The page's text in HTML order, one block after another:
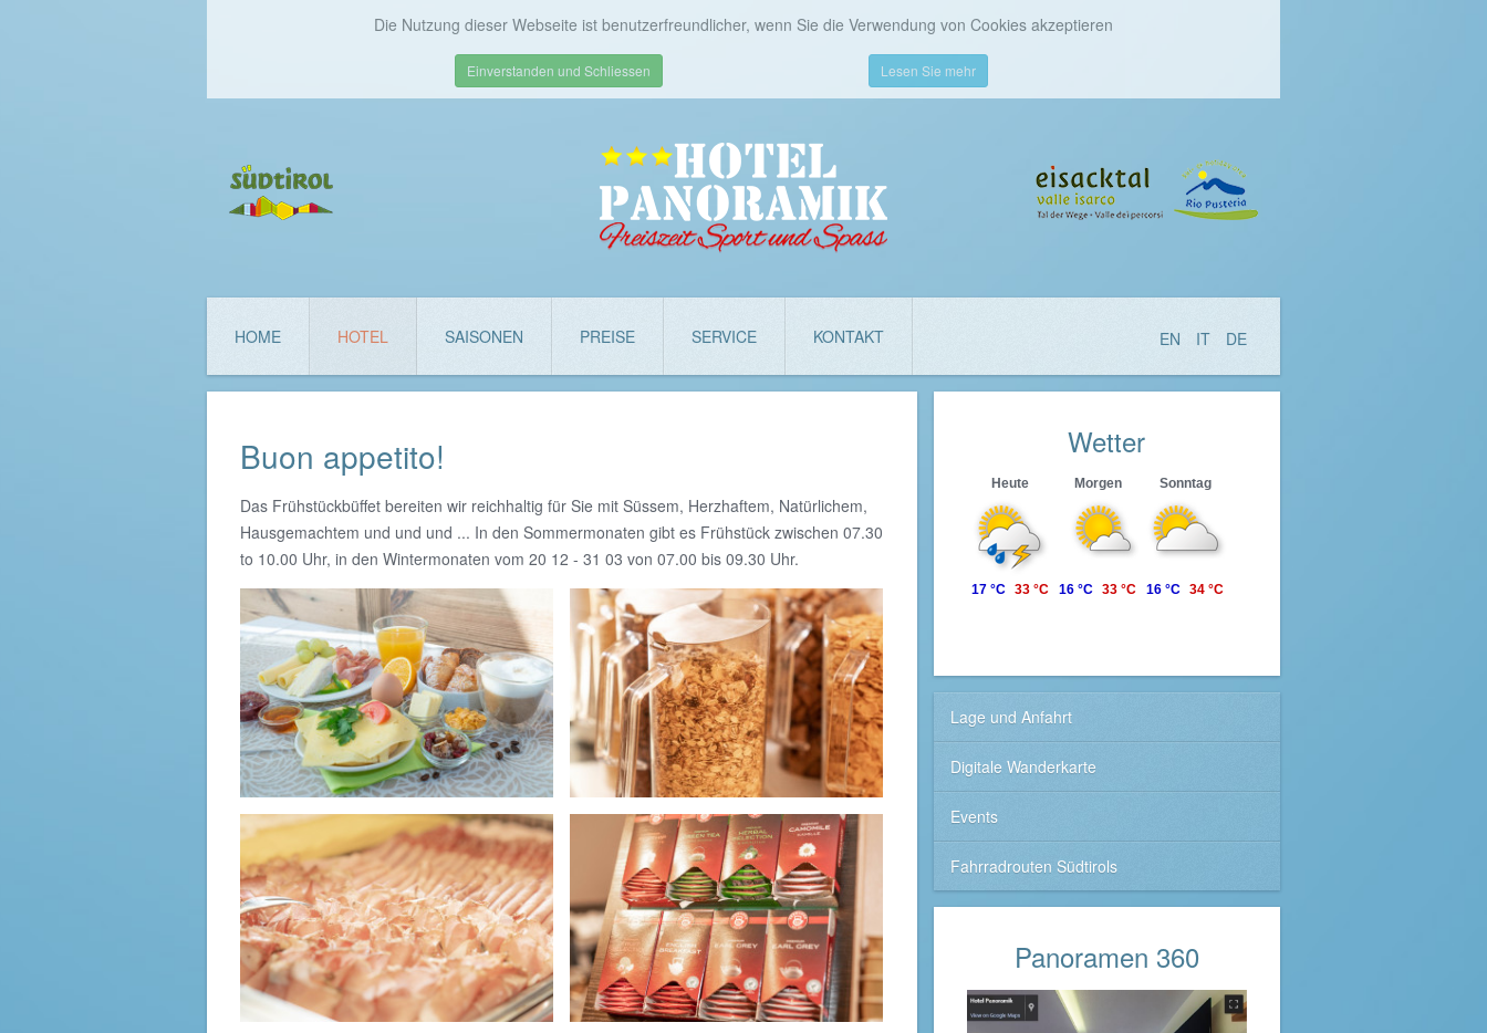
Die Nutzung dieser Webseite ist benutzerfreundlicher, wenn Sie die Verwendung von Cookies akzeptieren
Einverstanden und Schliessen Lesen Sie mehr
HOME HOTEL SAISONEN PREISE SERVICE KONTAKT EN IT DE
Buon appetito!
Das Frühstückbüffet bereiten wir reichhaltig für Sie mit Süssem, Herzhaftem, Natürlichem,
Hausgemachtem und und und ... In den Sommermonaten gibt es Frühstück zwischen 07.30
to 10.00 Uhr, in den Wintermonaten vom 20 12 - 31 03 von 07.00 bis 09.30 Uhr.
Wetter
Heute Morgen Sonntag
17 °C 33 °C 16 °C 33 °C 16 °C 34 °C
Lage und Anfahrt
Digitale Wanderkarte
Events
Fahrradrouten Südtirols
Panoramen 360